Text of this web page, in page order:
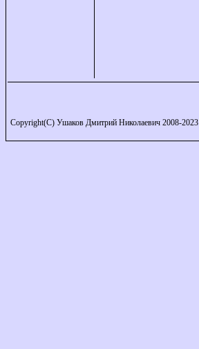
Copyright(C) Ушаков Дмитрий Николаевич 2008-2023